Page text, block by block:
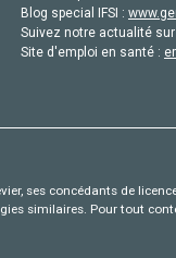
Blog special IFSI :
Suivez notre actualité
Site d'emploi en santé :
ses concédants de
similaires. Pour tout